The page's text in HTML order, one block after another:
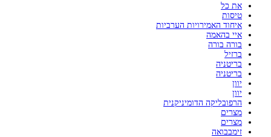
את כל
טיסות
איחוד האמירויות הערביות
איי בהאמה
בורה בורה
ברזיל
בריטניה
בריטניה
יוון
יוון
הרפובליקה הדומיניקנית
מצרים
מצרים
זימבבואה